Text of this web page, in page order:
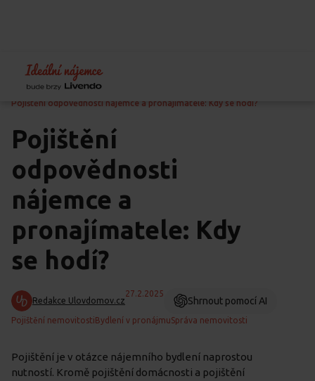
Home Blog
Předcházení problémům
Pojištění odpovědnosti nájemce a pronajímatele: Kdy se hodí?
Pojištění
odpovědnosti
nájemce a
pronajímatele: Kdy
se hodí?
Redakce Ulovdomov.cz
27.2.2025
Shrnout pomocí AI
Pojištění nemovitostiBydlení v pronájmuSpráva nemovitosti
Pojištění je v otázce nájemního bydlení naprostou
nutností. Kromě pojištění domácnosti a pojištění